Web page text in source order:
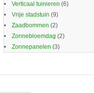
Verticaal tuinieren (6)
Vrije stadstuin (9)
Zaadbommen (2)
Zonnebloemdag (2)
Zonnepanelen (3)